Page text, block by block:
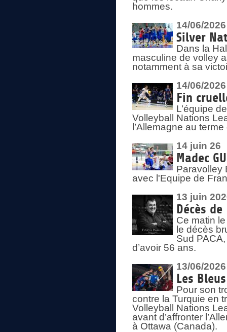
hommes.
14/06/2026
Silver
Dans la
masculine de volley
notamment à sa
14/06/2026
Fin
L’équipe
Volleyball Nations
l’Allemagne au
14 juin 26
Madec
Paravolley
avec l'Equipe de
13 juin
Décès de
Ce matin
le décès
Sud
d’avoir 56 ans.
13/06/2026
Les
Pour son
contre la Turquie en
Volleyball Nations
avant d’affronter
à Ottawa (Canada).